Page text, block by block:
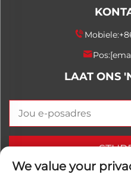
Mobiele:
Pos:
LAAT ONS
We value your